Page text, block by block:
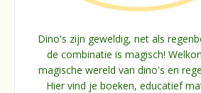
Dino's zijn geweldig, net als
de combinatie is magisch!
magische wereld van dino's en
Hier vind je boeken, educatief